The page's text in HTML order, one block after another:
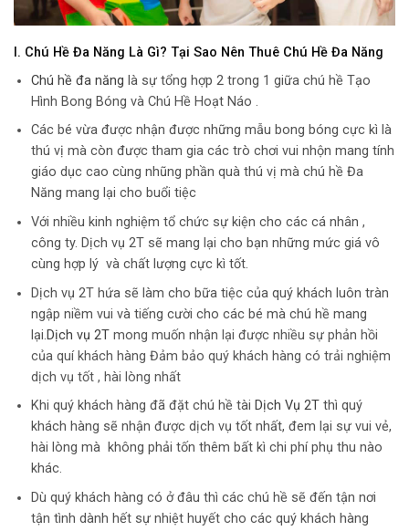
I. Chú Hề Đa Năng Là Gì? Tại Sao Nên Thuê Chú Hề Đa Năng
Chú hề đa năng là sự tổng hợp 2 trong 1 giữa chú hề Tạo
Hình Bong Bóng và Chú Hề Hoạt Náo .
Các bé vừa được nhận được những mẫu bong bóng cực kì là
thú vị mà còn được tham gia các trò chơi vui nhộn mang tính
giáo dục cao cùng nhũng phần quà thú vị mà chú hề Đa
Năng mang lại cho buổi tiệc
Với nhiều kinh nghiệm tổ chức sự kiện cho các cá nhân ,
công ty. Dịch vụ 2T sẽ mang lại cho bạn những mức giá vô
cùng hợp lý và chất lượng cực kì tốt.
Dịch vụ 2T hứa sẽ làm cho bữa tiệc của quý khách luôn tràn
ngập niềm vui và tiếng cười cho các bé mà chú hề mang
lại.Dịch vụ 2Tmong muốn nhận lại được nhiều sự phản hồi
của quí khách hàng Đảm bảo quý khách hàng có trải nghiệm
dịch vụ tốt , hài lòng nhất
Khi quý khách hàng đã đặt chú hề tài Dịch Vụ 2Tthì quý
khách hàng sẽ nhận được dịch vụ tốt nhất, đem lại sự vui vẻ,
hài lòng mà không phải tốn thêm bất kì chi phí phụ thu nào
khác.
Dù quý khách hàng có ở đâu thì các chú hề sẽ đến tận nơi
tận tình dành hết sự nhiệt huyết cho các quý khách hàng